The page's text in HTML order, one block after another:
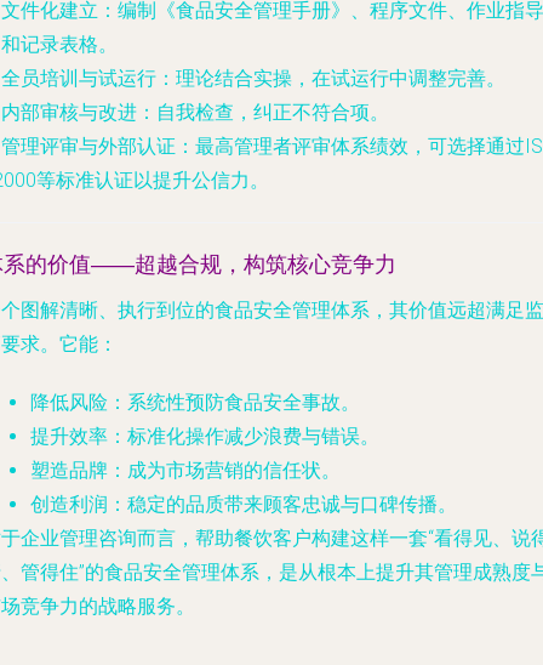
文件化建立 ：编制《食品安全管理手册》、程序文件、作业指导
记录表格。
全员培训与试运行 ：理论结合实操，在试运行中调整完善。
内部审核与改进 ：自我检查，纠正不符合项。
管理评审与外部认证 ：最高管理者评审体系绩效，可选择通过
等标准认证以提升公信力。
系的价值——超越合规，构筑核心竞争力
图解清晰、执行到位的食品安全管理体系，其价值远超满足监
求。它能：
降低风险 ：系统性预防食品安全事故。
提升效率 ：标准化操作减少浪费与错误。
塑造品牌 ：成为市场营销的信任状。
创造利润 ：稳定的品质带来顾客忠诚与口碑传播。
企业管理咨询而言，帮助餐饮客户构建这样一套“看得见、说
管得住”的食品安全管理体系，是从根本上提升其管理成熟度
竞争力的战略服务。